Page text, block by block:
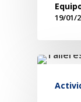
19/01/